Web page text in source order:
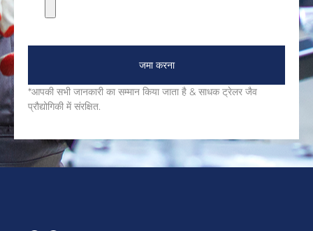
जमा करना
*आपकी सभी जानकारी का सम्मान किया जाता है & साधक ट्रेलर जैव
प्रौद्योगिकी में संरक्षित.